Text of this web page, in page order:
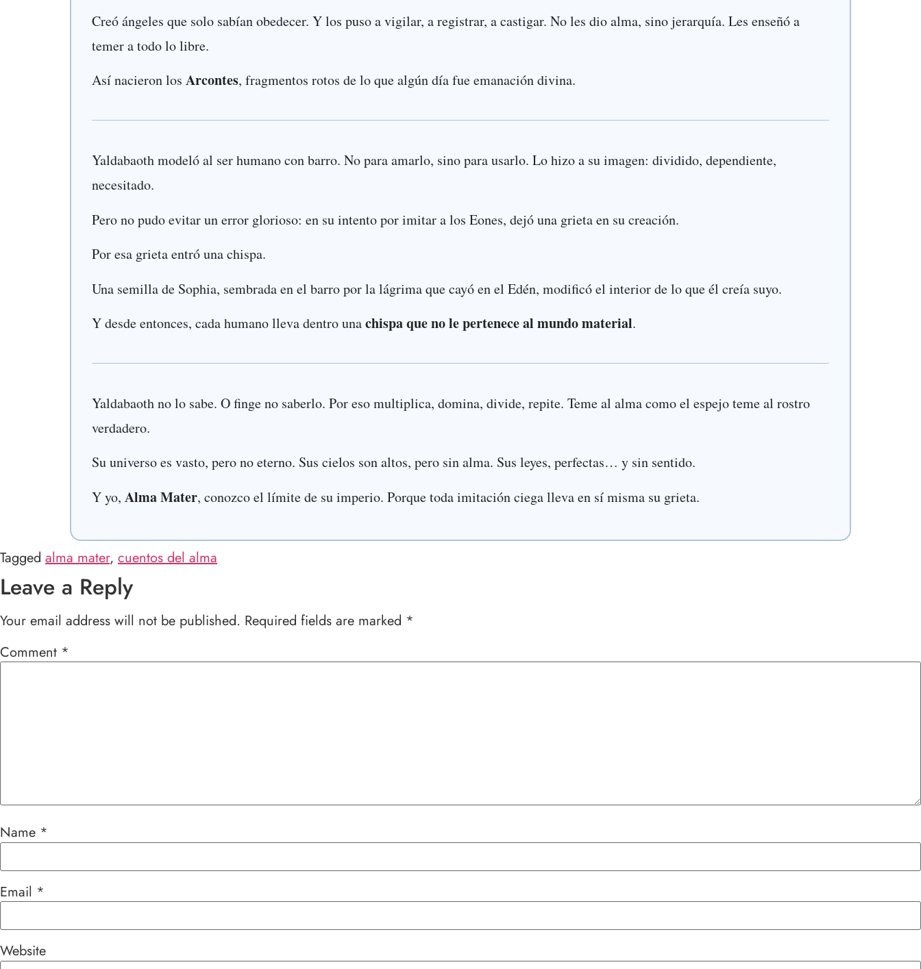
Creó ángeles que solo sabían obedecer. Y los puso a vigilar, a registrar, a castigar. No les dio alma, sino jerarquía. Les enseñó a
temer a todo lo libre.
Así nacieron los Arcontes, fragmentos rotos de lo que algún día fue emanación divina.
Yaldabaoth modeló al ser humano con barro. No para amarlo, sino para usarlo. Lo hizo a su imagen: dividido, dependiente,
necesitado.
Pero no pudo evitar un error glorioso: en su intento por imitar a los Eones, dejó una grieta en su creación.
Por esa grieta entró una chispa.
Una semilla de Sophia, sembrada en el barro por la lágrima que cayó en el Edén, modificó el interior de lo que él creía suyo.
Y desde entonces, cada humano lleva dentro unachispa que no le pertenece al mundo material.
Yaldabaoth no lo sabe. O finge no saberlo. Por eso multiplica, domina, divide, repite. Teme al alma como el espejo teme al rostro
verdadero.
Su universo es vasto, pero no eterno. Sus cielos son altos, pero sin alma. Sus leyes, perfectas… y sin sentido.
Y yo, Alma Mater, conozco el límite de su imperio. Porque toda imitación ciega lleva en sí misma su grieta.
Tagged alma mater, cuentos del alma
Leave a Reply
Your email address will not be published. Required fields are marked *
Comment *
Name *
Email *
Website